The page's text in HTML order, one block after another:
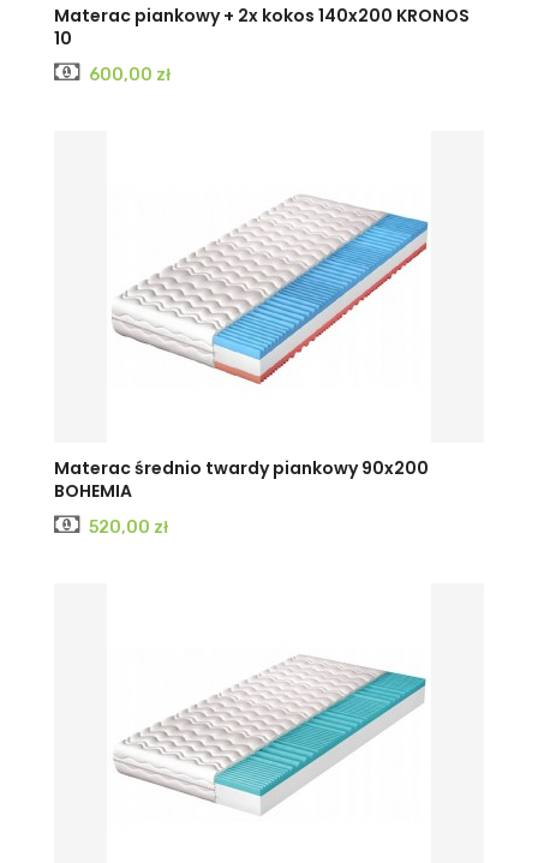
Materac piankowy + 2x kokos 140x200 KRONOS
10
Cena
600,00 zł
Materac średnio twardy piankowy 90x200
BOHEMIA
Cena
520,00 zł